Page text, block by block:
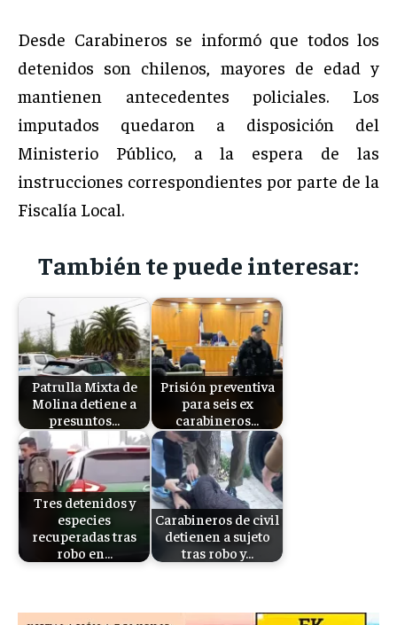
Desde Carabineros se informó que todos los
detenidos son chilenos, mayores de edad y
mantienen antecedentes policiales. Los
imputados quedaron a disposición del
Ministerio Público, a la espera de las
instrucciones correspondientes por parte de la
Fiscalía Local.
También te puede interesar:
Patrulla Mixta de
Molina detiene a
presuntos…
Prisión preventiva
para seis ex
carabineros…
Tres detenidos y
especies
recuperadas tras
robo en…
Carabineros de civil
detienen a sujeto
tras robo y…